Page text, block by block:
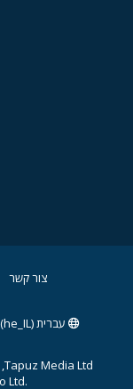
צור קשר
עברית (he_IL)
Media Ltd.
Ltd.